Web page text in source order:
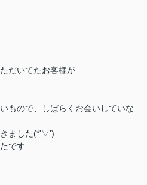
だいてたお客様が
もので、しばらくお会いしていな
ました(*'▽')
です